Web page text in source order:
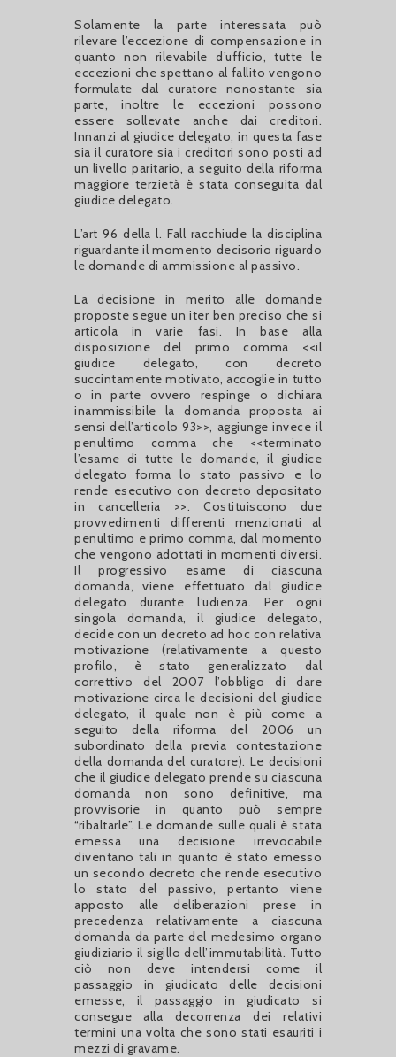
Solamente la parte interessata può
rilevare l’eccezione di compensazione in
quanto non rilevabile d’ufficio, tutte le
eccezioni che spettano al fallito vengono
formulate dal curatore nonostante sia
parte, inoltre le eccezioni possono
essere sollevate anche dai creditori.
Innanzi al giudice delegato, in questa fase
sia il curatore sia i creditori sono posti ad
un livello paritario, a seguito della riforma
maggiore terzietà è stata conseguita dal
giudice delegato.
L’art 96 della l. Fall racchiude la disciplina
riguardante il momento decisorio riguardo
le domande di ammissione al passivo.
La decisione in merito alle domande
proposte segue un iter ben preciso che si
articola in varie fasi. In base alla
disposizione del primo comma <<il
giudice delegato, con decreto
succintamente motivato, accoglie in tutto
o in parte ovvero respinge o dichiara
inammissibile la domanda proposta ai
sensi dell’articolo 93>>, aggiunge invece il
penultimo comma che <<terminato
l’esame di tutte le domande, il giudice
delegato forma lo stato passivo e lo
rende esecutivo con decreto depositato
in cancelleria >>. Costituiscono due
provvedimenti differenti menzionati al
penultimo e primo comma, dal momento
che vengono adottati in momenti diversi.
Il progressivo esame di ciascuna
domanda, viene effettuato dal giudice
delegato durante l’udienza. Per ogni
singola domanda, il giudice delegato,
decide con un decreto ad hoc con relativa
motivazione (relativamente a questo
profilo, è stato generalizzato dal
correttivo del 2007 l’obbligo di dare
motivazione circa le decisioni del giudice
delegato, il quale non è più come a
seguito della riforma del 2006 un
subordinato della previa contestazione
della domanda del curatore). Le decisioni
che il giudice delegato prende su ciascuna
domanda non sono definitive, ma
provvisorie in quanto può sempre
“ribaltarle”. Le domande sulle quali è stata
emessa una decisione irrevocabile
diventano tali in quanto è stato emesso
un secondo decreto che rende esecutivo
lo stato del passivo, pertanto viene
apposto alle deliberazioni prese in
precedenza relativamente a ciascuna
domanda da parte del medesimo organo
giudiziario il sigillo dell’immutabilità. Tutto
ciò non deve intendersi come il
passaggio in giudicato delle decisioni
emesse, il passaggio in giudicato si
consegue alla decorrenza dei relativi
termini una volta che sono stati esauriti i
mezzi di gravame.